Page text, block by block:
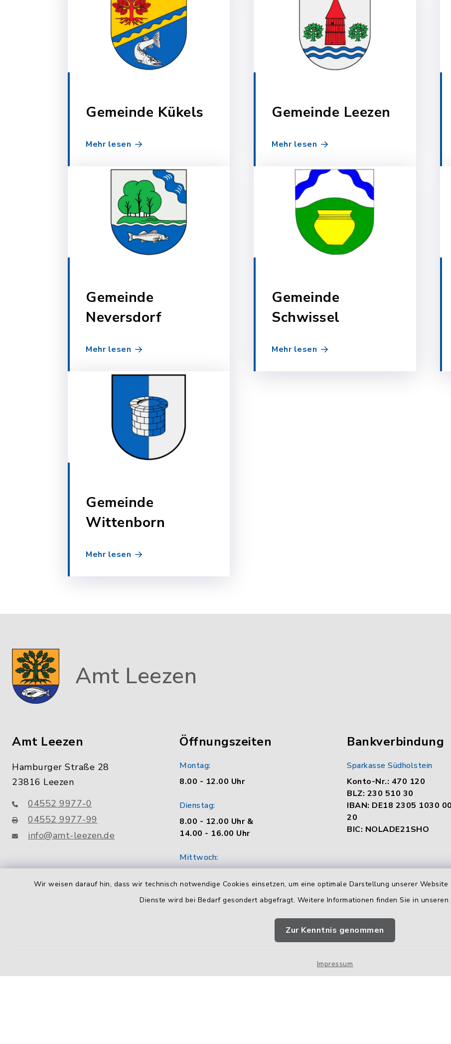
Wir weisen darauf hin, dass wir technisch notwendige Cookies einsetzen, um eine optimale Darstellung unserer
Dienste wird bei Bedarf gesondert abgefragt. Weitere Informationen finden Sie in unseren
Zur Kenntnis genommen
Impressum
Gemeinde Kükels
Mehr lesen
Gemeinde Leezen
Mehr lesen
Gemeinde
Neversdorf
Mehr lesen
Gemeinde
Schwissel
Mehr lesen
Gemeinde
Wittenborn
Mehr lesen
Amt Leezen
Amt Leezen
Hamburger Straße 28
23816 Leezen
04552 9977-0
04552 9977-99
info@amt-leezen.de
Öffnungszeiten
Montag:
8.00 - 12.00 Uhr
Dienstag:
8.00 - 12.00 Uhr &
14.00 - 16.00 Uhr
Mittwoch:
Donnerstag:
Bankverbindung
Sparkasse Südholstein
Konto-Nr.: 470 120
BLZ: 230 510 30
IBAN: DE18 2305 1030
20
BIC: NOLADE21SHO